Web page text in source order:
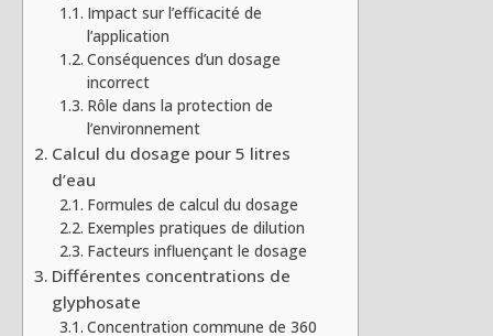
Impact sur l’efficacité de
l’application
Conséquences d’un dosage
incorrect
Rôle dans la protection de
l’environnement
Calcul du dosage pour 5 litres
d’eau
Formules de calcul du dosage
Exemples pratiques de dilution
Facteurs influençant le dosage
Différentes concentrations de
glyphosate
Concentration commune de 360